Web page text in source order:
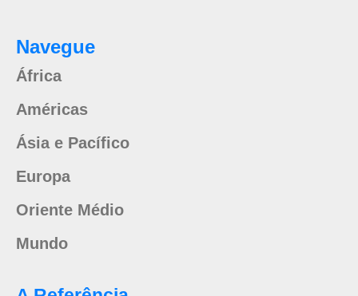
Navegue
África
Américas
Ásia e Pacífico
Europa
Oriente Médio
Mundo